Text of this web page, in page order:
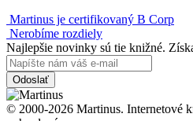
Martinus je certifikovaný B Corp
Nerobíme rozdiely
Najlepšie novinky sú tie knižné.
Odoslať
© 2000-2026 Martinus. Internetové